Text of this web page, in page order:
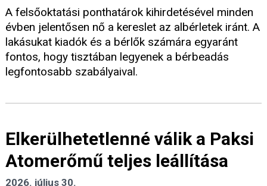
A felsőoktatási ponthatárok kihirdetésével minden
évben jelentősen nő a kereslet az albérletek iránt. A
lakásukat kiadók és a bérlők számára egyaránt
fontos, hogy tisztában legyenek a bérbeadás
legfontosabb szabályaival.
Elkerülhetetlenné válik a Paksi
Atomerőmű teljes leállítása
2026. július 30.